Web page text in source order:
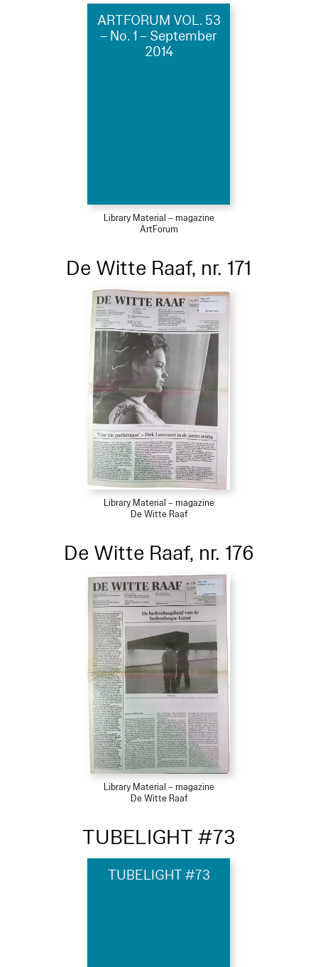
ARTFORUM VOL. 53
– No. 1 – September
2014
Library Material – magazine
ArtForum
De Witte Raaf, nr. 171
Library Material – magazine
De Witte Raaf
De Witte Raaf, nr. 176
Library Material – magazine
De Witte Raaf
TUBELIGHT #73
TUBELIGHT #73